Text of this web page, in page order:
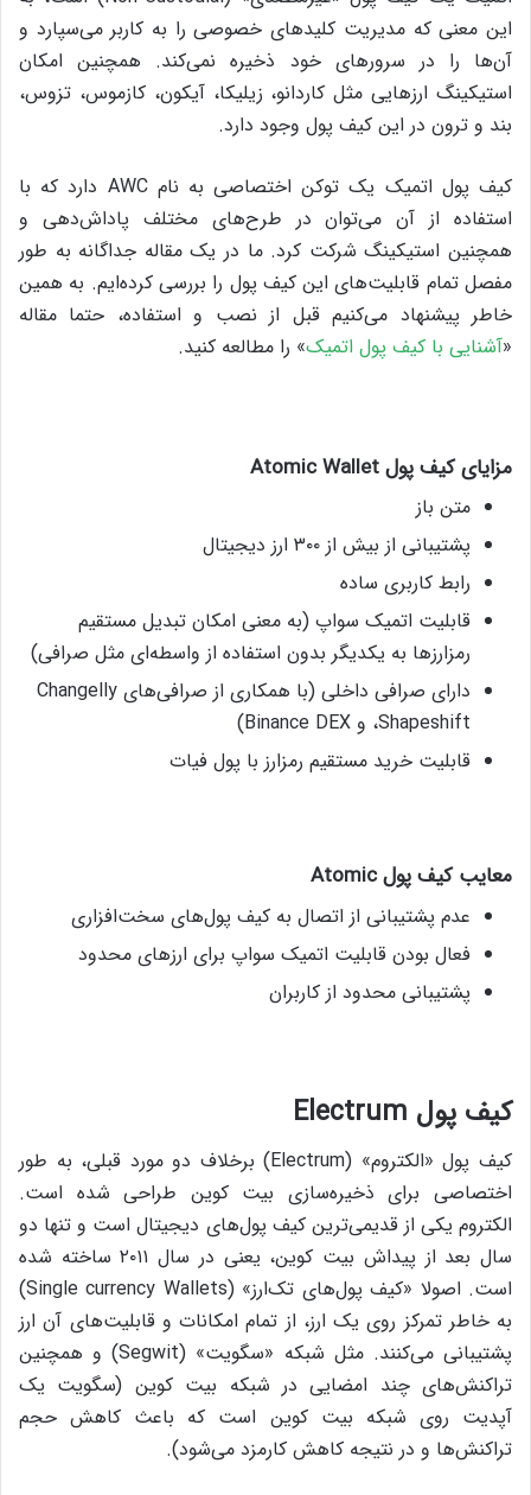
این معنی که مدیریت کلید‌های خصوصی را به کاربر می‌سپارد و
آن‌ها را در سرورهای خود ذخیره نمی‌کند. همچنین امکان
استیکینگ ارزهایی مثل کاردانو، زیلیکا، آیکون، کازموس، تزوس،
بند و ترون در این کیف پول وجود دارد.
کیف پول اتمیک یک توکن اختصاصی به نام AWC دارد که با
استفاده از آن می‌توان در طرح‌های مختلف پاداش‌دهی و
همچنین استیکینگ شرکت کرد. ما در یک مقاله جداگانه به طور
مفصل تمام قابلیت‌های این کیف پول را بررسی کرده‌ایم. به همین
خاطر پیشنهاد می‌کنیم قبل از نصب و استفاده،‌ حتما مقاله‌
«آشنایی با کیف پول اتمیک» را مطالعه کنید.
مزایای کیف پولAtomic Wallet
متن باز
پشتیبانی از بیش از ۳۰۰ ارز دیجیتال
رابط کاربری ساده
قابلیت اتمیک سواپ (به معنی امکان تبدیل مستقیم
رمزارزها به یکدیگر بدون استفاده از واسطه‌ای مثل صرافی)
دارای صرافی داخلی (با همکاری از صرافی‌های Changelly
،Shapeshift و Binance DEX)
قابلیت خرید مستقیم رمزارز با پول فیات
معایب کیف پولAtomic
عدم پشتیبانی از اتصال به کیف پول‌های سخت‌افزاری
فعال بودن قابلیت اتمیک سواپ برای ارزهای محدود
پشتیبانی محدود از کاربران
کیف پول Electrum
کیف پول «الکتروم» (Electrum) برخلاف دو مورد قبلی، به طور
اختصاصی برای ذخیره‌سازی بیت کوین طراحی شده است.
الکتروم یکی از قدیمی‌ترین کیف پول‌های دیجیتال است و تنها دو
سال بعد از پیداش بیت کوین، یعنی در سال ۲۰۱۱ ساخته شده
است. اصولا «کیف پول‌های تک‌ارز» (Single currency Wallets)
به خاطر تمرکز روی یک ارز، از تمام امکانات و قابلیت‌های آن ارز
پشتیبانی می‌کنند. مثل شبکه «سگویت» (Segwit) و همچنین
تراکنش‌های چند امضایی در شبکه‌ بیت کوین (سگویت یک
آپدیت روی شبکه‌ بیت کوین است که باعث کاهش حجم
تراکنش‌ها و در نتیجه کاهش کارمزد می‌شود).